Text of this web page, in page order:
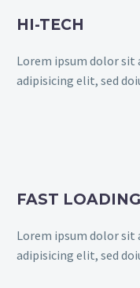
HI-TECH
Lorem ipsum dolor
adipisicing elit, sed
FAST LOADING
Lorem ipsum dolor
adipisicing elit, sed